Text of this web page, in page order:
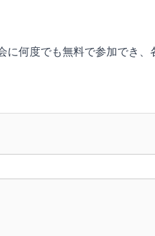
何度でも無料で参加でき